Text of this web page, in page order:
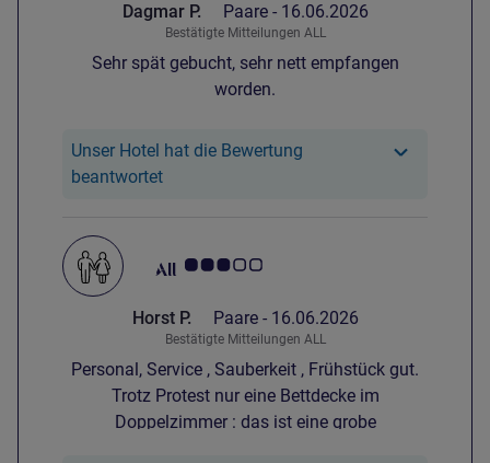
Dagmar P. Paare - 16.06.2026
Bestätigte Mitteilungen ALL
Sehr spät gebucht, sehr nett empfangen
worden.
Unser Hotel hat die Bewertung
beantwortetUnser Hotel hat reagiert auf die
Note Kundenmeinungen 3.0/5
Horst P. Paare - 16.06.2026
Bestätigte Mitteilungen ALL
Personal, Service , Sauberkeit , Frühstück gut.
Trotz Protest nur eine Bettdecke im
Doppelzimmer : das ist eine grobe